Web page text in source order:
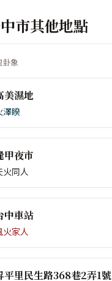
市其他地點
象
美濕地
澤睽
甲夜市
火同人
中車站
火家人
平里民生路368巷2弄1號